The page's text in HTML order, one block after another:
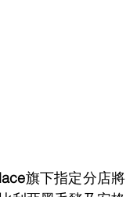
旗下指定分店將